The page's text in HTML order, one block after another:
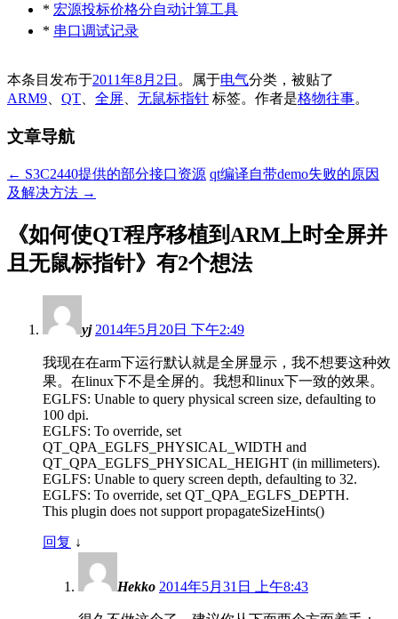
* 宏源投标价格分自动计算工具
* 串口调试记录
本条目发布于2011年8月2日 。属于电气分类，被贴了
ARM9
QT 全屏 无鼠标指针 标签。 作者是格物往事。
文章导航
← S3C2440提供的部分接口资源 qt编译自带demo失败的原因
及解决方法 →
《如何使QT程序移植到ARM上时全屏并
且无鼠标指针》有2个想法
yj 2014年5月20日 下午2:49
我现在在arm下运行默认就是全屏显示，我不想要这种效
果。在linux下不是全屏的。我想和linux下一致的效果。
EGLFS: Unable to query physical screen size, defaulting to
100 dpi.
EGLFS: To override, set
QT_QPA_EGLFS_PHYSICAL_WIDTH and
QT_QPA_EGLFS_PHYSICAL_HEIGHT (in millimeters).
EGLFS: Unable to query screen depth, defaulting to 32.
EGLFS: To override, set QT_QPA_EGLFS_DEPTH.
This plugin does not support propagateSizeHints()
回复 ↓
Hekko 2014年5月31日 上午8:43